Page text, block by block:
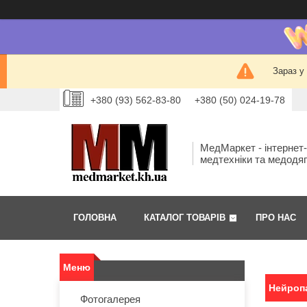
Зараз у
+380 (93) 562-83-80 +380 (50) 024-19-78
МедМаркет -
медтехніки та
ГОЛОВНА КАТАЛОГ ТОВАРІВ ПРО НАС
Фотогалерея